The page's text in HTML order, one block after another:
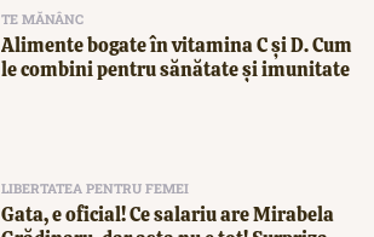
TE MĂNÂNC
Alimente bogate în vitamina C și D. Cum
le combini pentru sănătate și imunitate
LIBERTATEA PENTRU FEMEI
Gata, e oficial! Ce salariu are Mirabela